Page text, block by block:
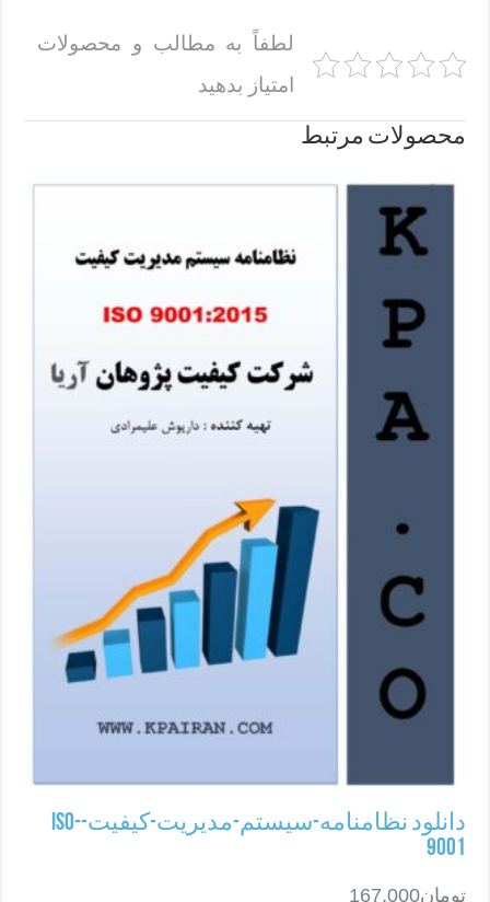
لطفاً به مطالب و محصولات
امتیاز بدهید
محصولات مرتبط
دانلود نظامنامه-سیستم-مدیریت-کیفیت-ISO-
9001
تومان167,000